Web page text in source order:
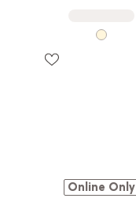
Online Only